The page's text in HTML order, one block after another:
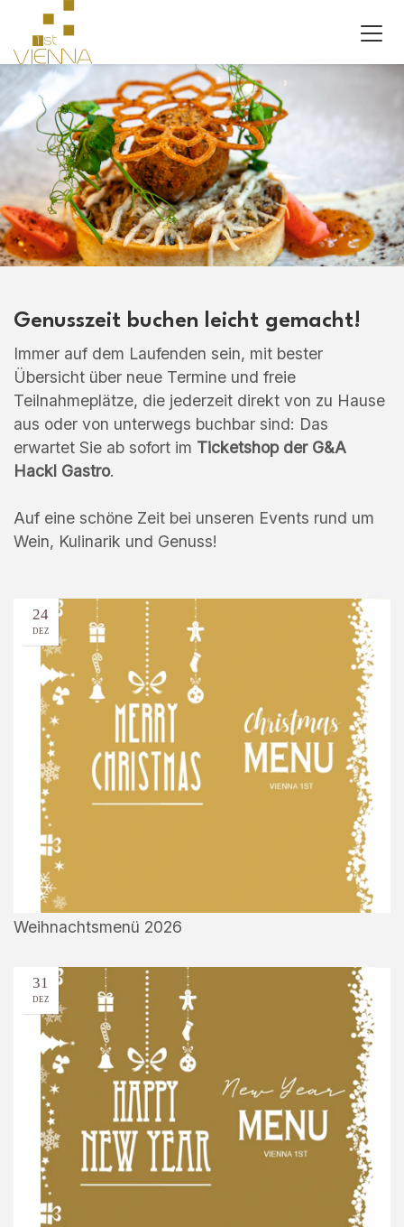
Genusszeit buchen leicht gemacht!
Immer auf dem Laufenden sein, mit bester
Übersicht über neue Termine und freie
Teilnahmeplätze, die jederzeit direkt von zu Hause
aus oder von unterwegs buchbar sind: Das
erwartet Sie ab sofort im Ticketshop der G&A
Hackl Gastro.
Auf eine schöne Zeit bei unseren Events rund um
Wein, Kulinarik und Genuss!
24
DEZ
Weihnachtsmenü 2026
31
DEZ